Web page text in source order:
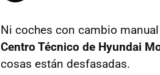
Ni coches con cambio
Centro Técnico de Hyundai
cosas están desfasadas.